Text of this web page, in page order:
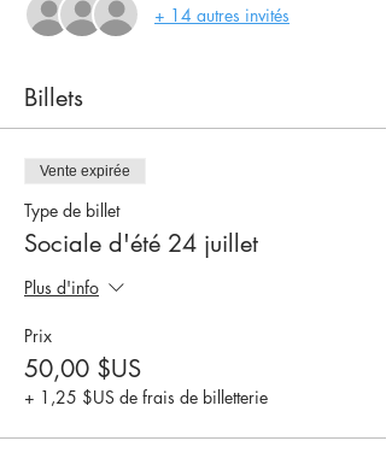
+ 14 autres invités
Billets
Vente expirée
Type de billet
Sociale d'été 24 juillet
Plus d'info
Prix
50,00 $US
+ 1,25 $US de frais de billetterie